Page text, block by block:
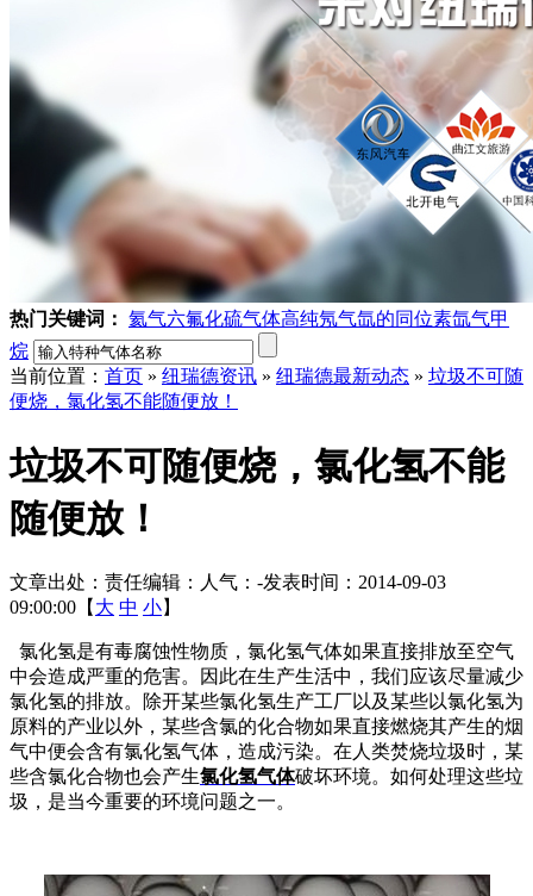
热门关键词： 氦气六氟化硫气体高纯氖气氙的同位素氙气甲
烷
当前位置： 首页 » 纽瑞德资讯 » 纽瑞德最新动态 » 垃圾不可随
便烧，氯化氢不能随便放！
垃圾不可随便烧，氯化氢不能
随便放！
文章出处： 责任编辑： 人气： -发表时间：2014-09-03
09:00:00【 大 中 小】
氯化氢是有毒腐蚀性物质，氯化氢气体如果直接排放至空气
中会造成严重的危害。因此在生产生活中，我们应该尽量减少
氯化氢的排放。除开某些氯化氢生产工厂以及某些以氯化氢为
原料的产业以外，某些含氯的化合物如果直接燃烧其产生的烟
气中便会含有氯化氢气体，造成污染。在人类焚烧垃圾时，某
些含氯化合物也会产生氯化氢气体破坏环境。如何处理这些垃
圾，是当今重要的环境问题之一。